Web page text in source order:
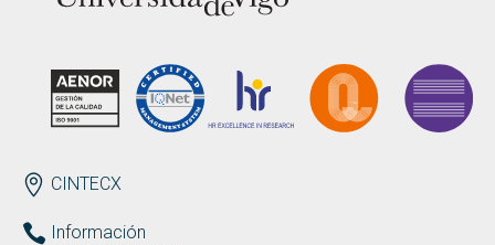
ENDEREZO ES
CINTECX
Información